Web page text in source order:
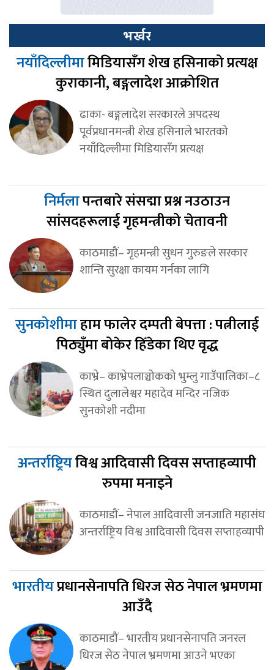
भर्खर
नयाँदिल्लीमामिडियासँग शेख हसिनाको प्रत्यक्ष
कुराकानी, बङ्गलादेश आक्रोशित
ढाका- बङ्गलादेश सरकारले अपदस्थ
पूर्वप्रधानमन्त्री शेख हसिनाले भारतको
नयाँदिल्लीमा मिडियासँग प्रत्यक्ष
निर्मलापन्तबारे संसद्मा प्रश्न नउठाउन
सांसदहरूलाई गृहमन्त्रीको चेतावनी
काठमाडौं– गृहमन्त्री सुधन गुरुङले सरकार
शान्ति सुरक्षा कायम गर्नका लागि
सुनकोशीमाहाम फालेर दम्पती बेपत्ता : पत्नीलाई
पिठ्युँमा बोकेर हिँडेका थिए वृद्ध
काभ्रे– काभ्रेपलाञ्चोकको भुम्लु गाउँपालिका–८
स्थित दुलालेश्वर महादेव मन्दिर नजिक
सुनकोशी नदीमा
अन्तर्राष्ट्रियविश्व आदिवासी दिवस सप्ताहव्यापी
रुपमा मनाइने
काठमाडौं– नेपाल आदिवासी जनजाति महासंघ
अन्तर्राष्ट्रिय विश्व आदिवासी दिवस सप्ताहव्यापी
भारतीयप्रधानसेनापति धिरज सेठ नेपाल भ्रमणमा
आउँदै
काठमाडौं– भारतीय प्रधानसेनापति जनरल
धिरज सेठ नेपाल भ्रमणमा आउने भएका